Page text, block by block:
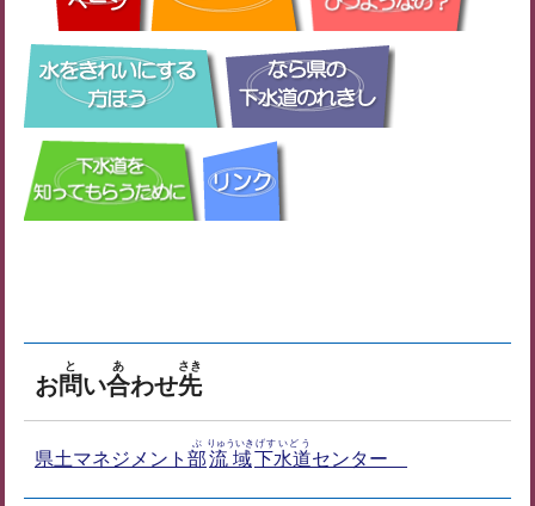
お問
と
い合
あ
わせ先
さき
県土マネジメント 部
ぶ
流域
りゅういき
下水道
げすいどう
センター